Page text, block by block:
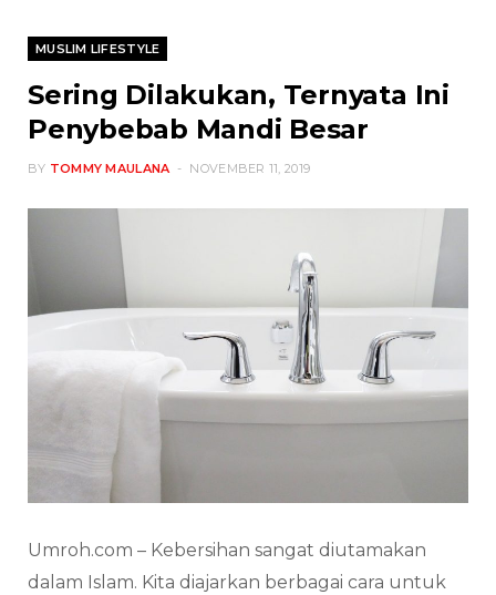
MUSLIM LIFESTYLE
Sering Dilakukan, Ternyata Ini
Penybebab Mandi Besar
BY TOMMY MAULANA NOVEMBER 11, 2019
Umroh.com – Kebersihan sangat diutamakan
dalam Islam. Kita diajarkan berbagai cara untuk